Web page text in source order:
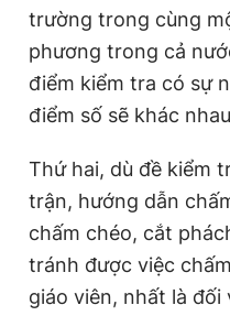
trường trong cùng
phương trong cả
điểm kiểm tra có sự
điểm số sẽ khác
Thứ hai, dù đề kiểm
trận, hướng dẫn
chấm chéo, cắt
tránh được việc
giáo viên, nhất là đối